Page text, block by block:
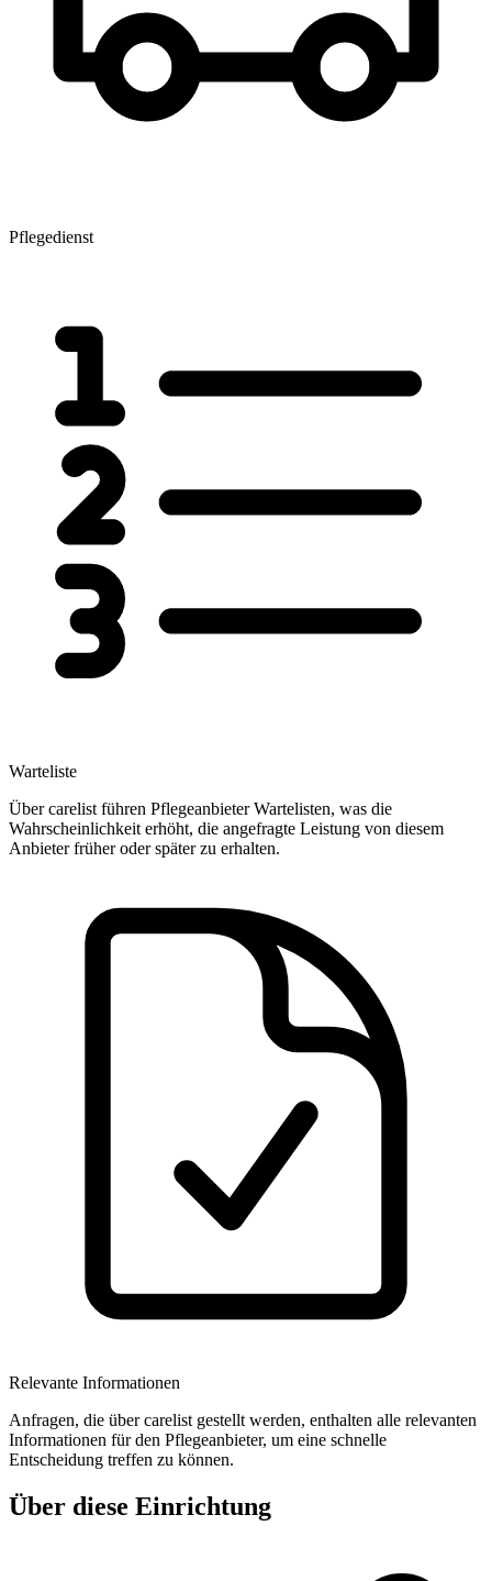
Pflegedienst
Warteliste
Über carelist führen Pflegeanbieter Wartelisten, was die
Wahrscheinlichkeit erhöht, die angefragte Leistung von diesem
Anbieter früher oder später zu erhalten.
Relevante Informationen
Anfragen, die über carelist gestellt werden, enthalten alle relevanten
Informationen für den Pflegeanbieter, um eine schnelle
Entscheidung treffen zu können.
Über diese Einrichtung